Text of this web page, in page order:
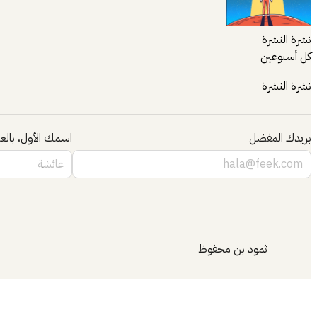
نشرة النشرة
كل أسبوعين
نشرة النشرة
بريدك المفضل اسمك الأول،
ثمود بن محفوظ